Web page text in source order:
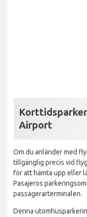
Airport
Om du anländer med
tillgänglig precis vid
för att hämta upp eller
Pasajeros
passagerarterminalen.
Denna